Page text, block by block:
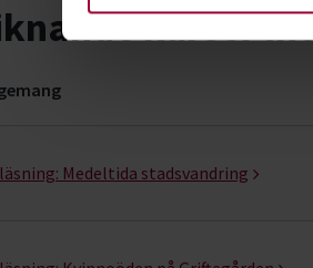
kurser
Medeltida stadsvandring